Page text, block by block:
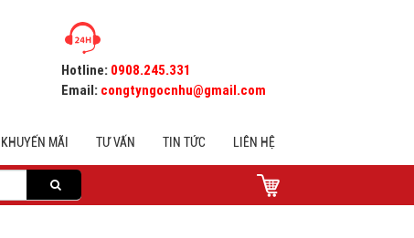
Hotline: 0908.245.331
Email: congtyngocnhu@gmail.com
KHUYẾN MÃI TƯ VẤN TIN TỨC LIÊN HỆ